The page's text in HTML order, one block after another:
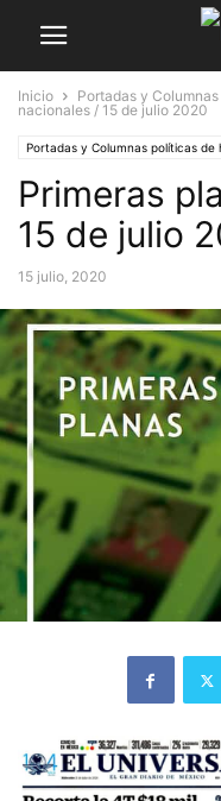
Inicio Portadas y
nacionales / 15 de julio 2020
Portadas y Columnas políticas de
Primeras
15 de julio
15 julio, 2020